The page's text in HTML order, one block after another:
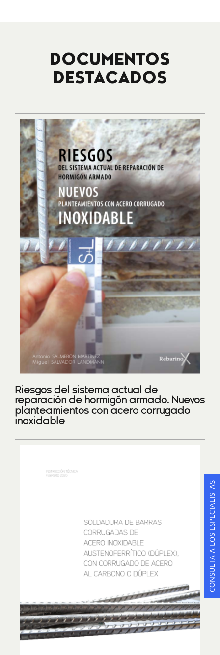
DOCUMENTOS
DESTACADOS
Riesgos del sistema actual de
reparación de hormigón armado. Nuevos
planteamientos con acero corrugado
inoxidable
CONSULTA A LOS ESPECIALISTAS